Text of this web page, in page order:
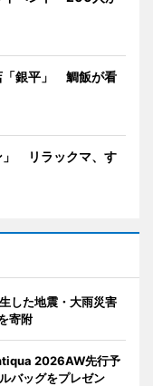
「銀平」 鯛飯が看
」 リラックマ、す
した地震・大雨災害
寄附
2026AW先行予
バッグをプレゼン